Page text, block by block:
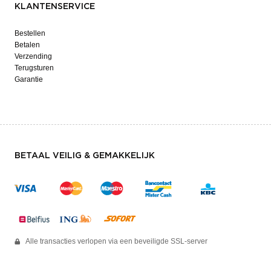
KLANTENSERVICE
Bestellen
Betalen
Verzending
Terugsturen
Garantie
BETAAL VEILIG & GEMAKKELIJK
Alle transacties verlopen via een beveiligde SSL-server